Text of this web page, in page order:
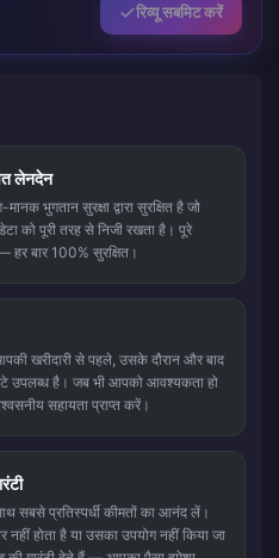
रिव्यू सबमिट करें
लेनदेन
भुगतान सुरक्षा द्वारा सुरक्षित है जो
को पूरी तरह से निजी रखता है। पूरे
हर बार 100% सुरक्षित।
खरीदारी से पहले, उसके दौरान और बाद
उपलब्ध है। जब भी आपको आवश्यकता हो
सहायता प्राप्त करें।
सबसे प्रतिस्पर्धी कीमतों का आनंद लें।
होता है या उसका उपयोग नहीं किया जा